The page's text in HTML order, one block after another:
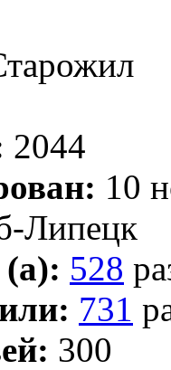
2044
10
Липецк
528
731
300